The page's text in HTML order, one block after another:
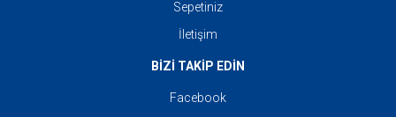
Sepetiniz
İletişim
BİZİ TAKİP EDİN
Facebook